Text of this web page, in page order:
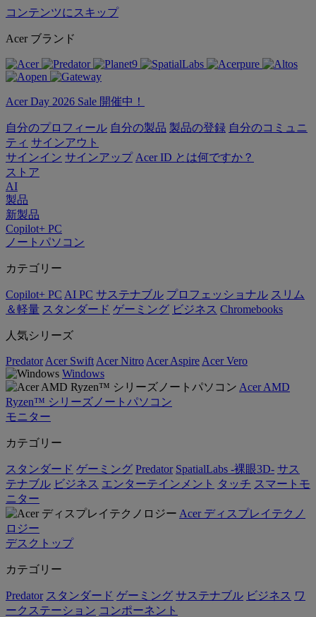
コンテンツにスキップ
Acer ブランド
Acer Day 2026 Sale 開催中！
自分のプロフィール 自分の製品 製品の登録 自分のコミュニ
ティ サインアウト
サインイン サインアップ Acer ID とは何ですか？
ストア
AI
製品
新製品
Copilot+ PC
ノートパソコン
カテゴリー
Copilot+ PC AI PC サステナブル プロフェッショナル スリム
＆軽量 スタンダード ゲーミング ビジネス Chromebooks
人気シリーズ
Predator Acer Swift Acer Nitro Acer Aspire Acer Vero
Windows
Acer AMD
Ryzen™ シリーズノートパソコン
モニター
カテゴリー
スタンダード ゲーミング Predator SpatialLabs -裸眼3D- サス
テナブル ビジネス エンターテインメント タッチ スマートモ
ニター
Acer ディスプレイテクノ
ロジー
デスクトップ
カテゴリー
Predator スタンダード ゲーミング サステナブル ビジネス ワ
ークステーション コンポーネント